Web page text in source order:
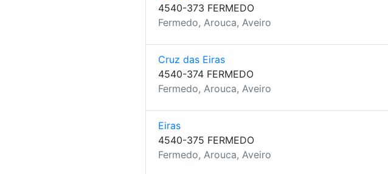
4540-373 FERMEDO
Fermedo, Arouca, Aveiro
Cruz das Eiras
4540-374 FERMEDO
Fermedo, Arouca, Aveiro
Eiras
4540-375 FERMEDO
Fermedo, Arouca, Aveiro